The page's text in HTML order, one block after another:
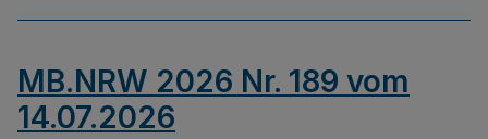
MB.NRW 2026 Nr. 189 vom
14.07.2026